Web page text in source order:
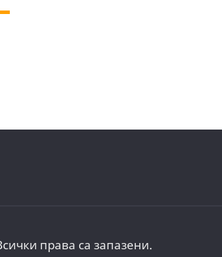
права са запазени.